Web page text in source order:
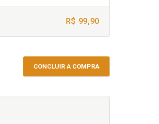
R$ 99,90
CONCLUIR A COMPRA